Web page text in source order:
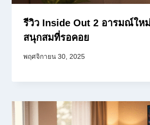
รีวิว Inside Out 2 อารมณ์ให
สนุกสมที่รอคอย
พฤศจิกายน 30, 2025